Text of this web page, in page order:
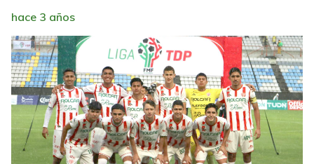
hace 3 años